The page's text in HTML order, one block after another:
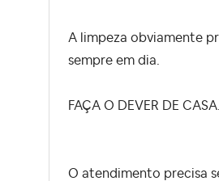
A limpeza obviamente
sempre em dia.
FAÇA O DEVER DE CASA.
O atendimento precisa